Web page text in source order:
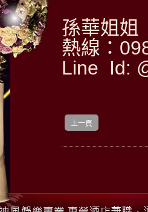
孫華姐姐
熱線：
Line Id:
上一頁